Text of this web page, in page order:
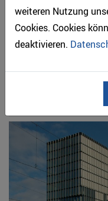
weiteren Nutzung
Cookies. Cookies
deaktivieren.